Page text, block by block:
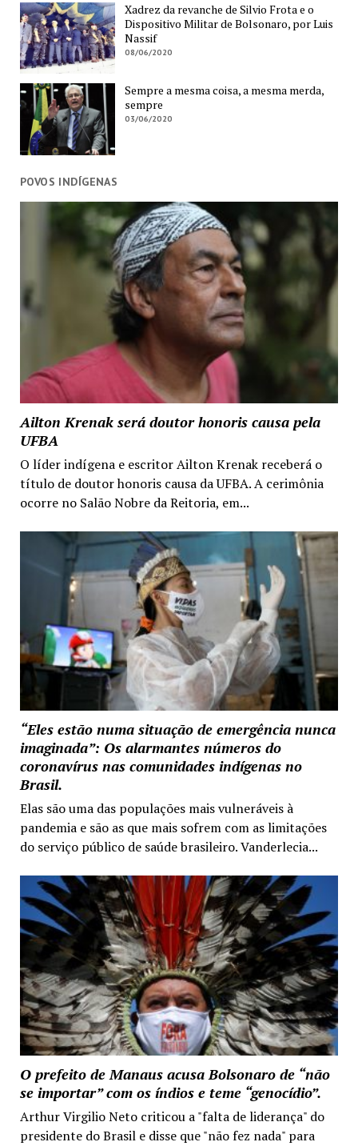
Xadrez da revanche de Silvio Frota e o
Dispositivo Militar de Bolsonaro, por Luis
Nassif
08/06/2020
Sempre a mesma coisa, a mesma merda,
sempre
03/06/2020
POVOS INDÍGENAS
Ailton Krenak será doutor honoris causa pela
UFBA
O líder indígena e escritor Ailton Krenak receberá o
título de doutor honoris causa da UFBA. A cerimônia
ocorre no Salão Nobre da Reitoria, em...
“Eles estão numa situação de emergência nunca
imaginada”: Os alarmantes números do
coronavírus nas comunidades indígenas no
Brasil.
Elas são uma das populações mais vulneráveis à
pandemia e são as que mais sofrem com as limitações
do serviço público de saúde brasileiro. Vanderlecia...
O prefeito de Manaus acusa Bolsonaro de “não
se importar” com os índios e teme “genocídio”.
Arthur Virgilio Neto criticou a "falta de liderança" do
presidente do Brasil e disse que "não fez nada" para